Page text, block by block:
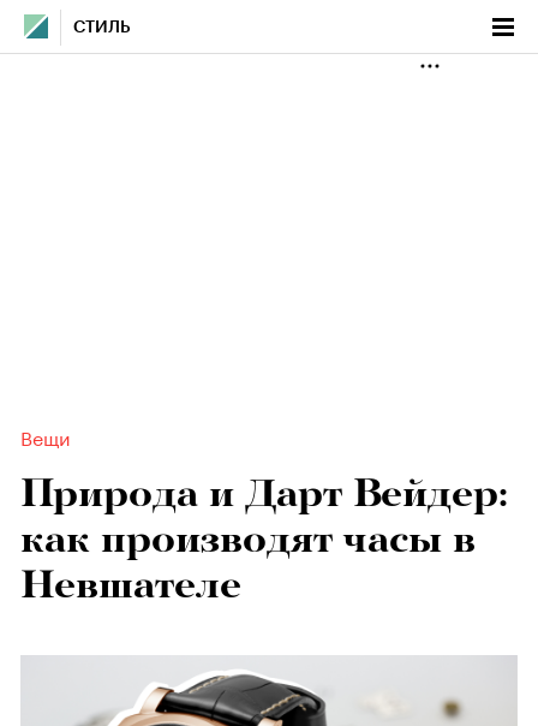
СТИЛЬ
Вещи
Природа и Дарт Вейдер:
как производят часы в
Невшателе